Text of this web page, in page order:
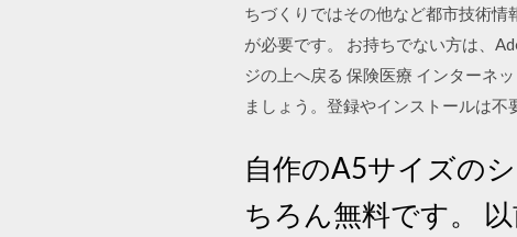
ちづくりではその他など都市技術情
が必要です。 お持ちでない方は、
ジの上へ戻る 保険医療 インターネ
ましょう。登録やインストールは不
自作のA5サイズの
ちろん無料です。